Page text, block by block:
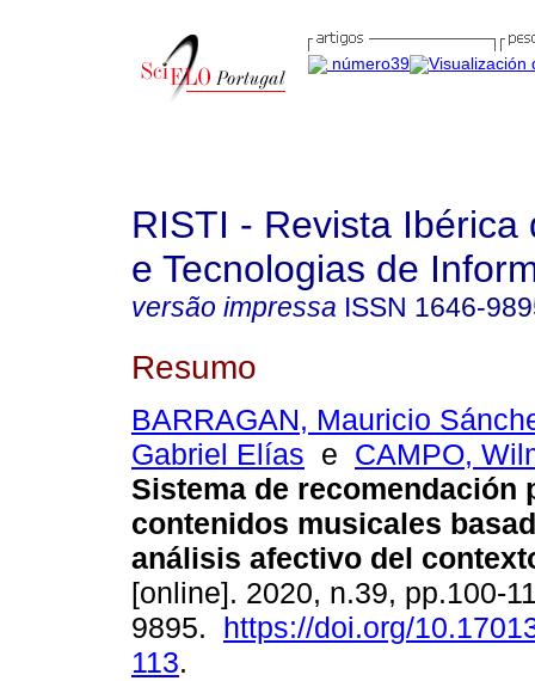
RISTI - Revista Ibérica
e Tecnologias de
versão impressa ISSN 1646-
Resumo
BARRAGAN, Mauricio
Gabriel Elías e CAMPO,
Sistema de recomendación
contenidos musicales
análisis afectivo del
[online]. 2020, n.39, pp.100-
9895. https://doi.org/
113.